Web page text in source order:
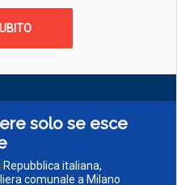
solo se esce
italiana,
comunale a Milano